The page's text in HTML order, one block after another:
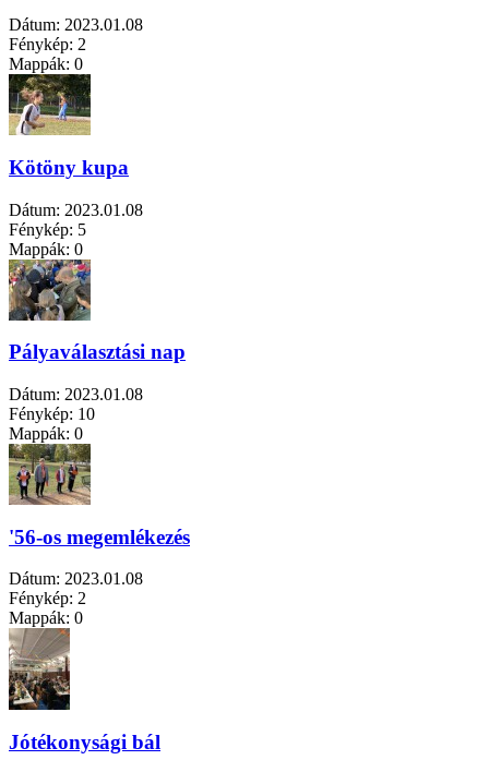
Dátum: 2023.01.08
Fénykép: 2
Mappák: 0
Kötöny kupa
Dátum: 2023.01.08
Fénykép: 5
Mappák: 0
Pályaválasztási nap
Dátum: 2023.01.08
Fénykép: 10
Mappák: 0
'56-os megemlékezés
Dátum: 2023.01.08
Fénykép: 2
Mappák: 0
Jótékonysági bál